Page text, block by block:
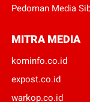
Pedoman Media
MITRA MEDIA
kominfo.co.id
expost.co.id
warkop.co.id